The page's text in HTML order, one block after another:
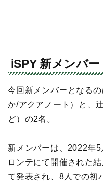
iSPY 新メンバー
今回新メンバーとなる
か/アクアノート）と、
ど）の2名。
新メンバーは、2022年
ロンテにて開催された
て発表され、8人での初